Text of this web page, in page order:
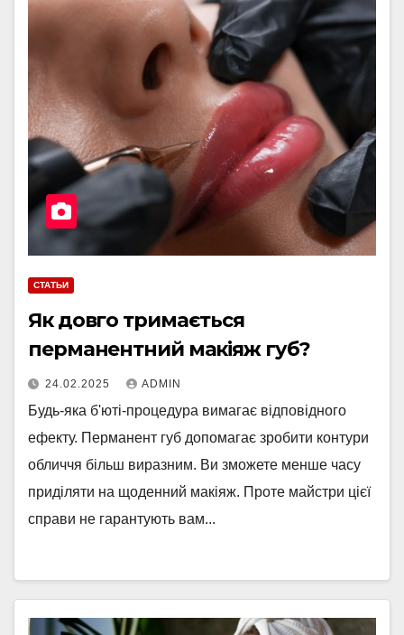
СТАТЬИ
Як довго тримається
перманентний макіяж губ?
24.02.2025 ADMIN
Будь-яка б'юті-процедура вимагає відповідного
ефекту. Перманент губ допомагає зробити контури
обличчя більш виразним. Ви зможете менше часу
приділяти на щоденний макіяж. Проте майстри цієї
справи не гарантують вам...